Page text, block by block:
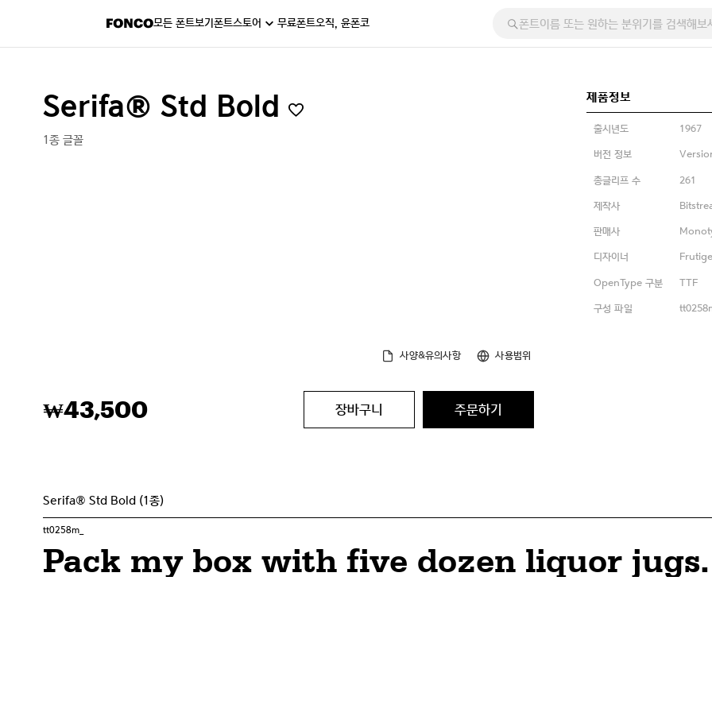
모든 폰트보기폰트스토어 무료폰트오직, 윤폰코
Serifa® Std Bold
1종 글꼴
제품정보
출시년도 1967
버전 정보
총글리프 수 261
제작사
판매사
디자이너
OpenType 구분 TTF
구성 파일
사양&유의사항 사용범위
₩43,500 장바구니 주문하기
Serifa® Std Bold (1종)
tt0258m_
Pack my box with five dozen liquor jugs.